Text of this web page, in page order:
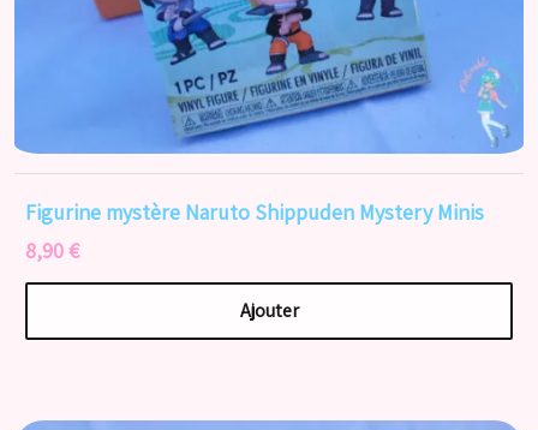
Figurine mystère Naruto Shippuden Mystery Minis
8,90 €
Ajouter